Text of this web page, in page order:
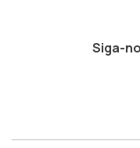
Siga-